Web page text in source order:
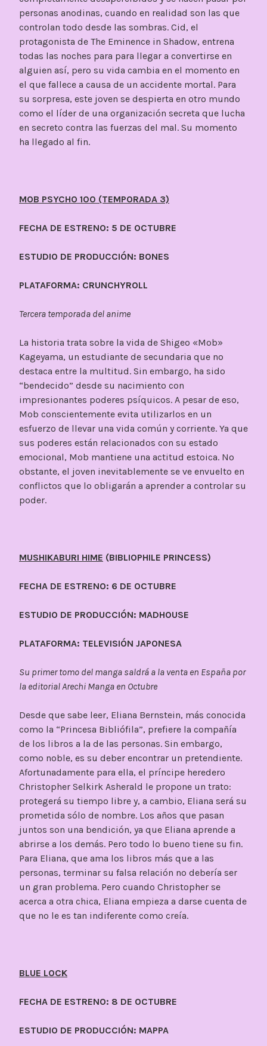
personas anodinas, cuando en realidad son las que
controlan todo desde las sombras. Cid, el
protagonista de The Eminence in Shadow, entrena
todas las noches para para llegar a convertirse en
alguien así, pero su vida cambia en el momento en
el que fallece a causa de un accidente mortal. Para
su sorpresa, este joven se despierta en otro mundo
como el líder de una organización secreta que lucha
en secreto contra las fuerzas del mal. Su momento
ha llegado al fin.
MOB PSYCHO 100 (TEMPORADA 3)
FECHA DE ESTRENO: 5 DE OCTUBRE
ESTUDIO DE PRODUCCIÓN: BONES
PLATAFORMA: CRUNCHYROLL
Tercera temporada del anime
La historia trata sobre la vida de Shigeo «Mob»
Kageyama, un estudiante de secundaria que no
destaca entre la multitud. Sin embargo, ha sido
“bendecido” desde su nacimiento con
impresionantes poderes psíquicos. A pesar de eso,
Mob conscientemente evita utilizarlos en un
esfuerzo de llevar una vida común y corriente. Ya que
sus poderes están relacionados con su estado
emocional, Mob mantiene una actitud estoica. No
obstante, el joven inevitablemente se ve envuelto en
conflictos que lo obligarán a aprender a controlar su
poder.
MUSHIKABURI HIME (BIBLIOPHILE PRINCESS)
FECHA DE ESTRENO: 6 DE OCTUBRE
ESTUDIO DE PRODUCCIÓN: MADHOUSE
PLATAFORMA: TELEVISIÓN JAPONESA
Su primer tomo del manga saldrá a la venta en España por
la editorial Arechi Manga en Octubre
Desde que sabe leer, Eliana Bernstein, más conocida
como la “Princesa Bibliófila”, prefiere la compañía
de los libros a la de las personas. Sin embargo,
como noble, es su deber encontrar un pretendiente.
Afortunadamente para ella, el príncipe heredero
Christopher Selkirk Asherald le propone un trato:
protegerá su tiempo libre y, a cambio, Eliana será su
prometida sólo de nombre. Los años que pasan
juntos son una bendición, ya que Eliana aprende a
abrirse a los demás. Pero todo lo bueno tiene su fin.
Para Eliana, que ama los libros más que a las
personas, terminar su falsa relación no debería ser
un gran problema. Pero cuando Christopher se
acerca a otra chica, Eliana empieza a darse cuenta de
que no le es tan indiferente como creía.
BLUE LOCK
FECHA DE ESTRENO: 8 DE OCTUBRE
ESTUDIO DE PRODUCCIÓN: MAPPA